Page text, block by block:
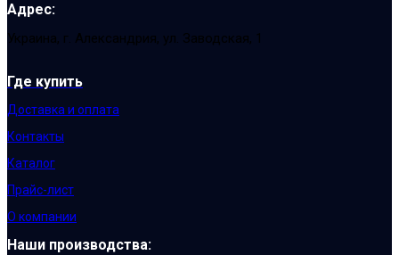
Адрес:
Украина, г. Александрия, ул. Заводская, 1
Где купить
Доставка и оплата
Контакты
Каталог
Прайс-лист
О компании
Наши производства: